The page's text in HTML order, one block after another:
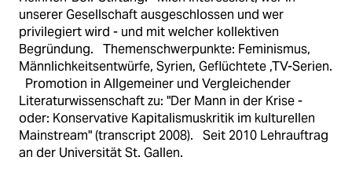
unserer Gesellschaft ausgeschlossen und wer
privilegiert wird - und mit welcher kollektiven
Begründung. Themenschwerpunkte: Feminismus,
Männlichkeitsentwürfe, Syrien, Geflüchtete ,TV-Serien.
Promotion in Allgemeiner und Vergleichender
Literaturwissenschaft zu: "Der Mann in der Krise -
oder: Konservative Kapitalismuskritik im kulturellen
Mainstream" (transcript 2008). Seit 2010 Lehrauftrag
an der Universität St. Gallen.